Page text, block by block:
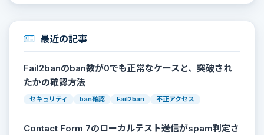
最近の記事
Fail2banのban数が0でも正常なケースと、突破され
たかの確認方法
セキュリティ ban確認 Fail2ban 不正アクセス
Contact Form 7のローカルテスト送信がspam判定さ